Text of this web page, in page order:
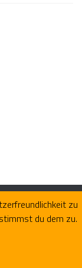
Theme
zu
du dem zu.